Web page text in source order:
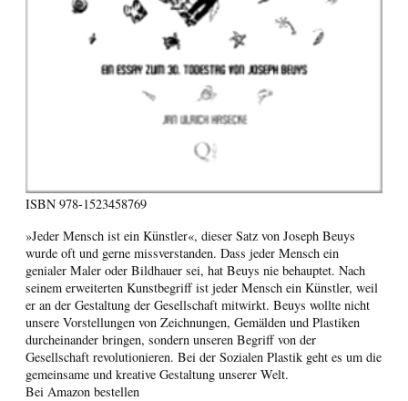
ISBN 978-1523458769
»Jeder Mensch ist ein Künstler«, dieser Satz von Joseph Beuys
wurde oft und gerne missverstanden. Dass jeder Mensch ein
genialer Maler oder Bildhauer sei, hat Beuys nie behauptet. Nach
seinem erweiterten Kunstbegriff ist jeder Mensch ein Künstler, weil
er an der Gestaltung der Gesellschaft mitwirkt. Beuys wollte nicht
unsere Vorstellungen von Zeichnungen, Gemälden und Plastiken
durcheinander bringen, sondern unseren Begriff von der
Gesellschaft revolutionieren. Bei der Sozialen Plastik geht es um die
gemeinsame und kreative Gestaltung unserer Welt.
Bei Amazon bestellen